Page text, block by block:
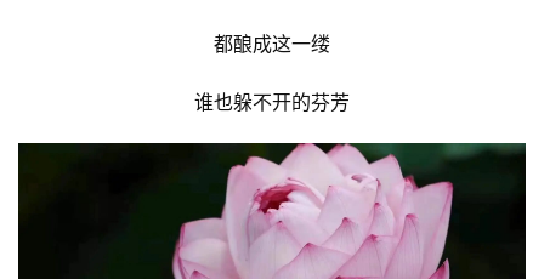
都酿成这一缕
谁也躲不开的芬芳